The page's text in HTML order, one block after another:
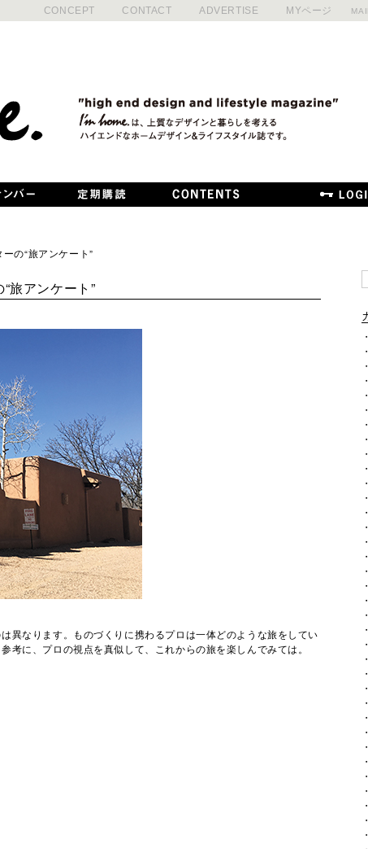
CONCEPT CONTACT ADVERTISE MYページ
の“旅アンケート”
アンケート”
異なります。ものづくりに携わるプロは一体どのような旅をしてい
考に、プロの視点を真似して、これからの旅を楽しんでみては。